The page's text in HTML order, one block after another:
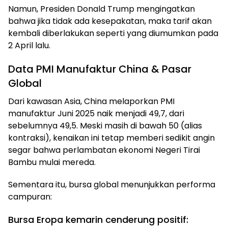
Namun, Presiden Donald Trump mengingatkan
bahwa jika tidak ada kesepakatan, maka tarif akan
kembali diberlakukan seperti yang diumumkan pada
2 April lalu.
Data PMI Manufaktur China & Pasar
Global
Dari kawasan Asia, China melaporkan PMI
manufaktur Juni 2025 naik menjadi 49,7, dari
sebelumnya 49,5. Meski masih di bawah 50 (alias
kontraksi), kenaikan ini tetap memberi sedikit angin
segar bahwa perlambatan ekonomi Negeri Tirai
Bambu mulai mereda.
Sementara itu, bursa global menunjukkan performa
campuran:
Bursa Eropa kemarin cenderung positif: